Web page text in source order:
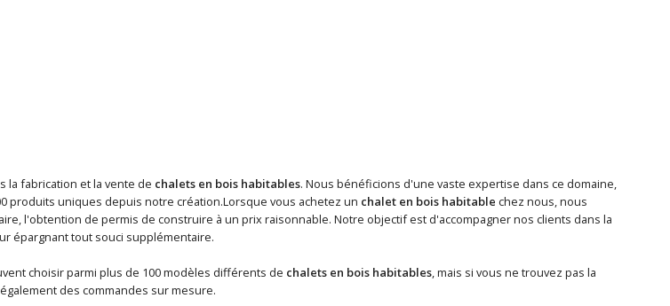
la fabrication et la vente de chalets en bois habitables. Nous bénéficions d'une vaste expertise dans ce domaine,
produits uniques depuis notre création.Lorsque vous achetez un chalet en bois habitable chez nous, nous
l'obtention de permis de construire à un prix raisonnable. Notre objectif est d'accompagner nos clients dans la
épargnant tout souci supplémentaire.
choisir parmi plus de 100 modèles différents de chalets en bois habitables, mais si vous ne trouvez pas la
des commandes sur mesure.